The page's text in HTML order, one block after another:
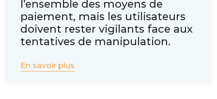
l’ensemble des moyens de
paiement, mais les utilisateurs
doivent rester vigilants face aux
tentatives de manipulation.
En savoir plus